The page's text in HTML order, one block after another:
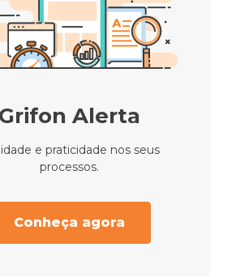
Grifon Alerta
e praticidade nos seus
processos.
Conheça agora